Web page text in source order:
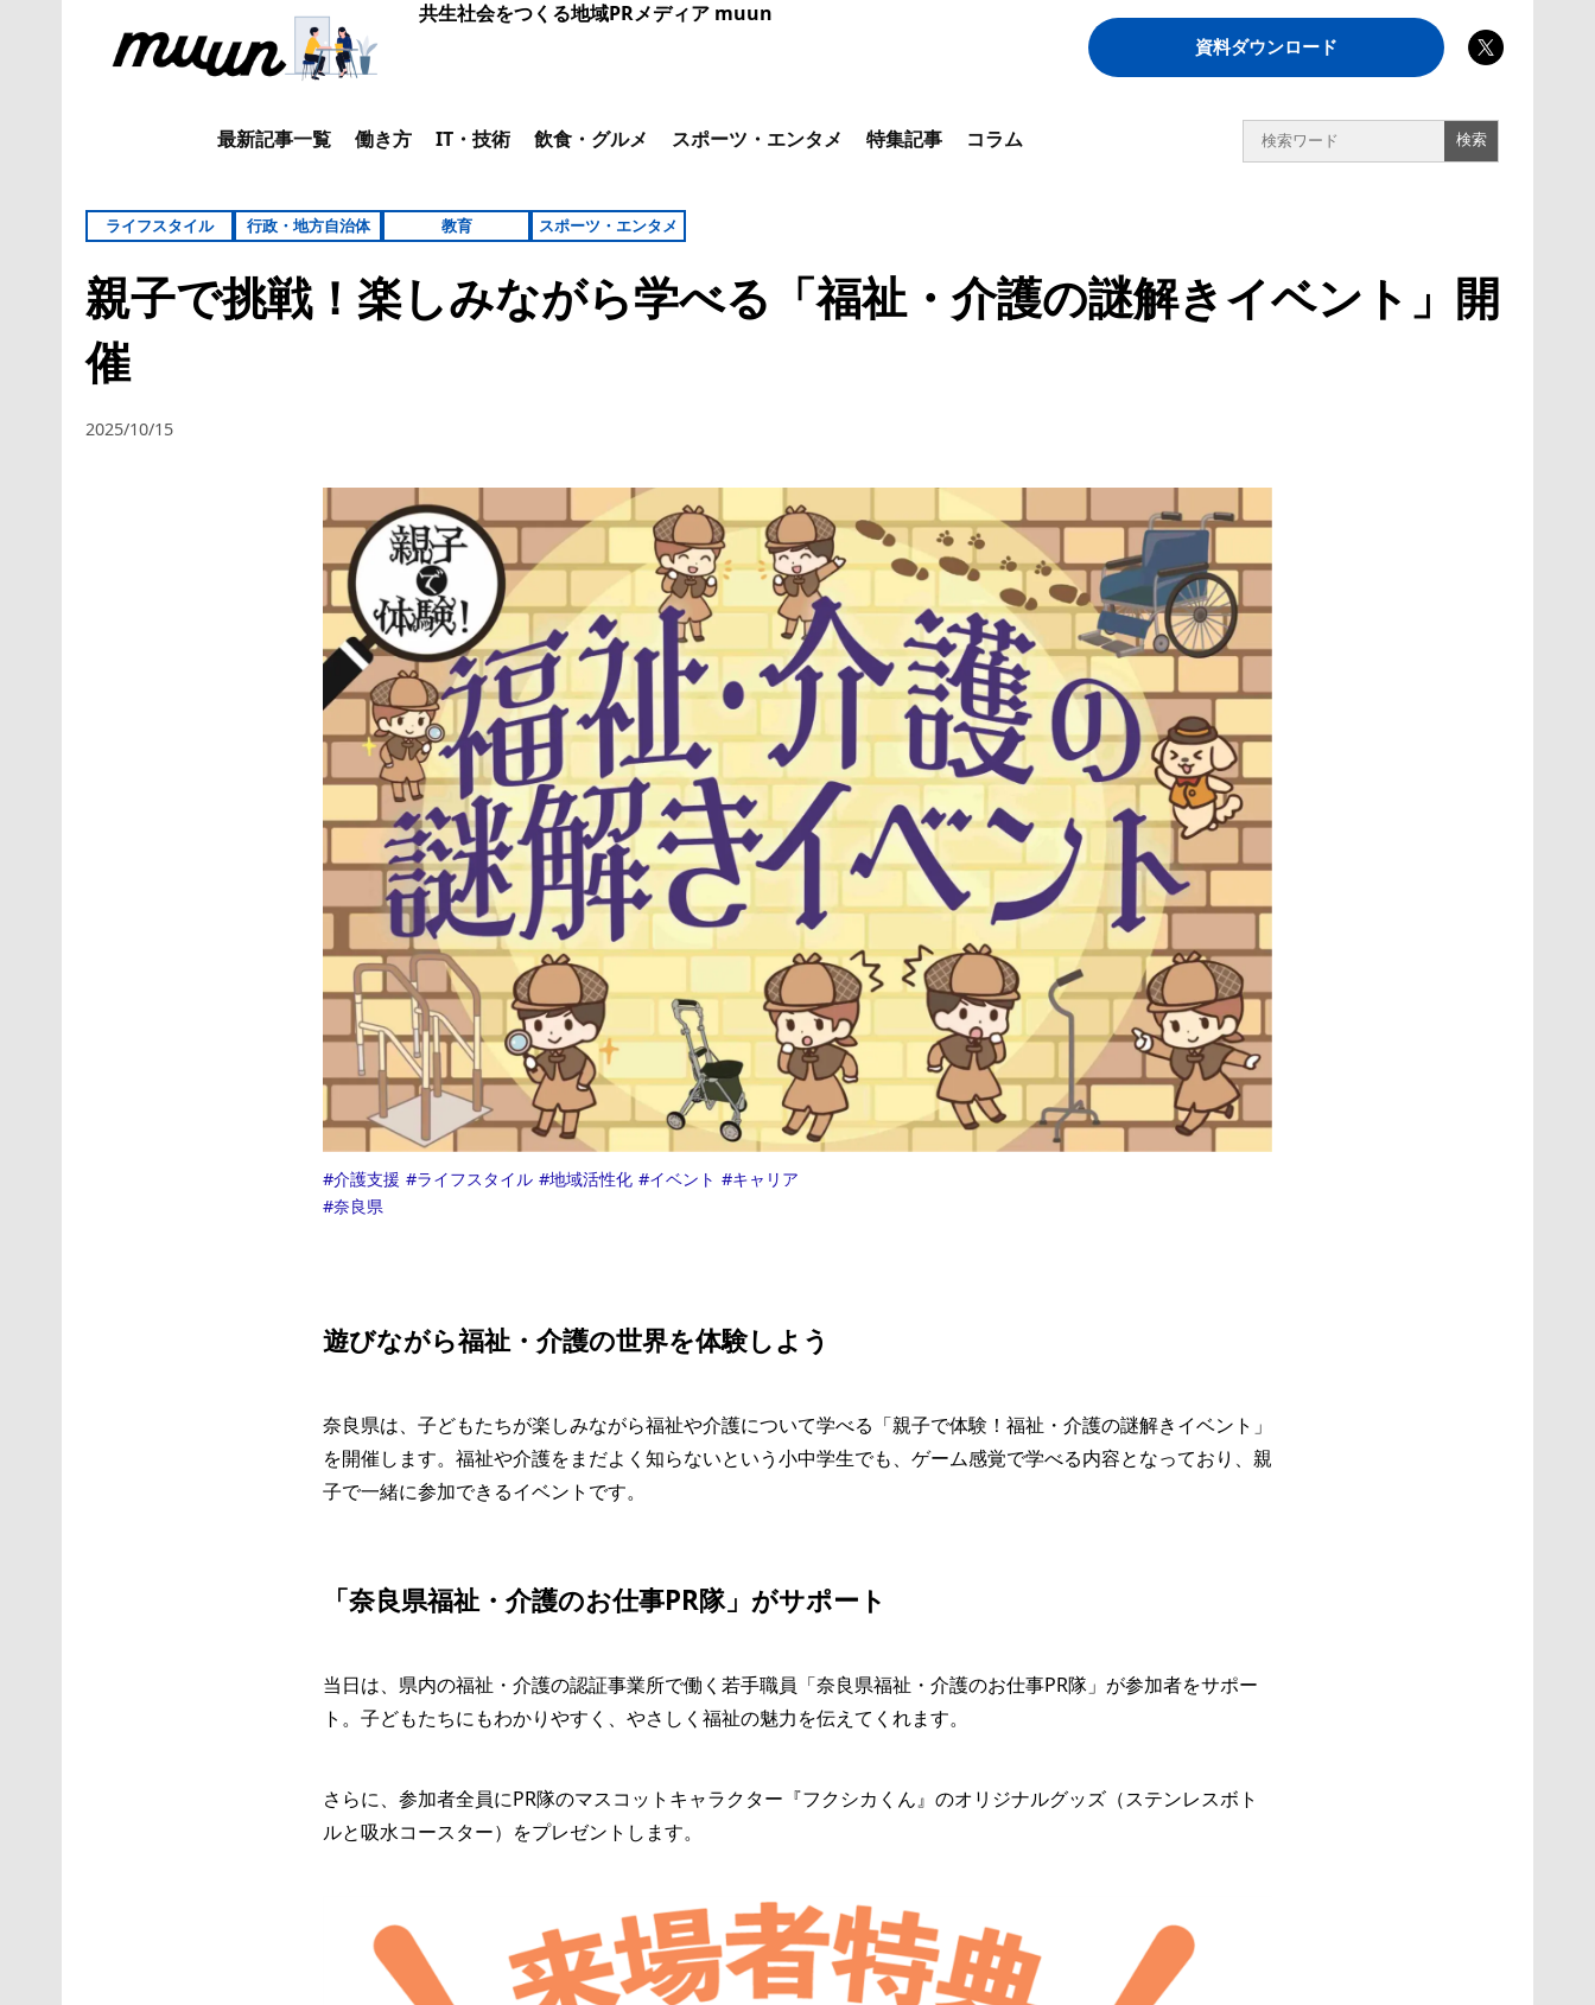
共生社会をつくる地域PRメディア muun
資料ダウンロード
最新記事一覧 働き方 IT・技術 飲食・グルメ スポーツ・エンタメ 特集記事 コラム
ライフスタイル 行政・地方自治体 教育 スポーツ・エンタメ
親子で挑戦！楽しみながら学べる「福祉・介護の謎解きイベント」開
催
2025/10/15
介護支援 ライフスタイル 地域活性化 イベント
キャリア
奈良県
遊びながら福祉・介護の世界を体験しよう
奈良県は、子どもたちが楽しみながら福祉や介護について学べる「親子で体験！福祉・介護の謎解きイベント」
を開催します。福祉や介護をまだよく知らないという小中学生でも、ゲーム感覚で学べる内容となっており、親
子で一緒に参加できるイベントです。
「奈良県福祉・介護のお仕事PR隊」がサポート
当日は、県内の福祉・介護の認証事業所で働く若手職員「奈良県福祉・介護のお仕事PR隊」が参加者をサポー
ト。子どもたちにもわかりやすく、やさしく福祉の魅力を伝えてくれます。
さらに、参加者全員にPR隊のマスコットキャラクター『フクシカくん』のオリジナルグッズ（ステンレスボト
ルと吸水コースター）をプレゼントします。